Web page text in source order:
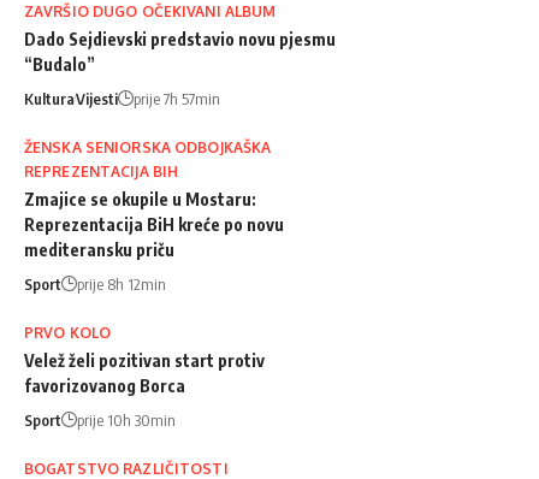
ZAVRŠIO DUGO OČEKIVANI ALBUM
Dado Sejdievski predstavio novu pjesmu
“Budalo”
KulturaVijesti prije 7h 57min
ŽENSKA SENIORSKA ODBOJKAŠKA
REPREZENTACIJA BIH
Zmajice se okupile u Mostaru:
Reprezentacija BiH kreće po novu
mediteransku priču
Sport prije 8h 12min
PRVO KOLO
Velež želi pozitivan start protiv
favorizovanog Borca
Sport prije 10h 30min
BOGATSTVO RAZLIČITOSTI